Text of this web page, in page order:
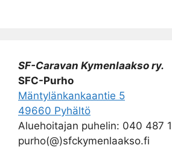
SF-Caravan Kymenlaakso ry.
SFC-Purho
Mäntylänkankaantie 5
49660 Pyhältö
Aluehoitajan puhelin: 040 487
purho(@)sfckymenlaakso.fi